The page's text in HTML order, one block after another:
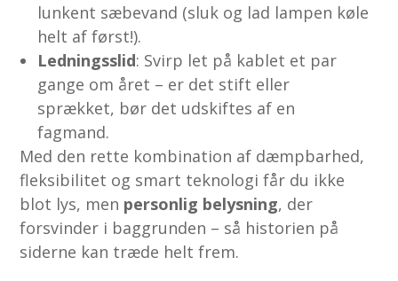
lunkent sæbevand (sluk og lad lampen køle
helt af først!).
Ledningsslid: Svirp let på kablet et par
gange om året – er det stift eller
sprækket, bør det udskiftes af en
fagmand.
Med den rette kombination af dæmpbarhed,
fleksibilitet og smart teknologi får du ikke
blot lys, men personlig belysning, der
forsvinder i baggrunden – så historien på
siderne kan træde helt frem.